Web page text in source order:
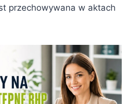
przechowywana w aktach